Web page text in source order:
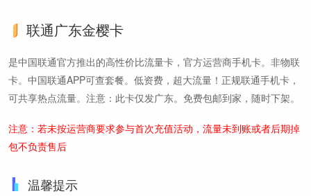
联通广东金樱卡
是中国联通官方推出的高性价比流量卡，官方运营商手机卡。非物联
卡。中国联通APP可查套餐。低资费，超大流量！正规联通手机卡，
可共享热点流量。注意：此卡仅发广东。免费包邮到家，随时下架。
注意：若未按运营商要求参与首次充值活动，流量未到账或者后期掉
包不负责售后
温馨提示